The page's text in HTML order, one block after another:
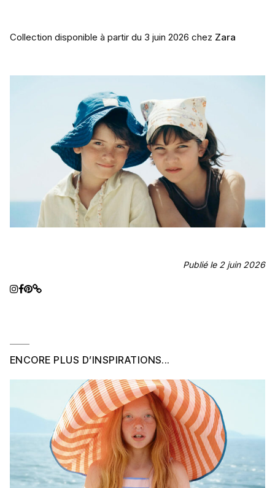
Collection disponible à partir du 3 juin 2026 chez Zara
Publié le 2 juin 2026
ENCORE PLUS D’INSPIRATIONS...